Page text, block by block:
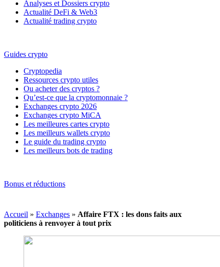
Analyses et Dossiers crypto
Actualité DeFi & Web3
Actualité trading crypto
Guides crypto
Cryptopedia
Ressources crypto utiles
Ou acheter des cryptos ?
Qu’est-ce que la cryptomonnaie ?
Exchanges crypto 2026
Exchanges crypto MiCA
Les meilleures cartes crypto
Les meilleurs wallets crypto
Le guide du trading crypto
Les meilleurs bots de trading
Bonus et réductions
Accueil » Exchanges » Affaire FTX : les dons faits aux
politiciens à renvoyer à tout prix